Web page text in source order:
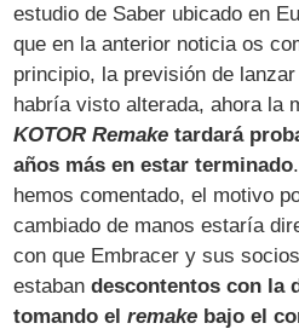
estudio de Saber ubicado en
que en la anterior noticia os
principio, la previsión de
habría visto alterada, ahora la
KOTOR Remake tardará
años más en estar terminado
hemos comentado, el motivo
cambiado de manos estaría
con que Embracer y sus
estabandescontentos con la
tomando elremake bajo el